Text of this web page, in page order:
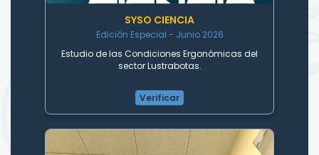
SYSO CIENCIA
Edición Especial - Junio 2026
Estudio de las Condiciones Ergonómicas del
sector Lustrabotas.
Verificar